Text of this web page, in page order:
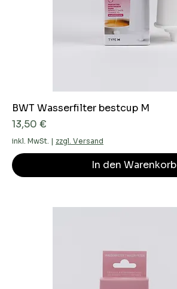
BWT Wasserfilter bestcup M
Preis
13,50 €
inkl. MwSt. | zzgl. Versand
In den Warenkorb